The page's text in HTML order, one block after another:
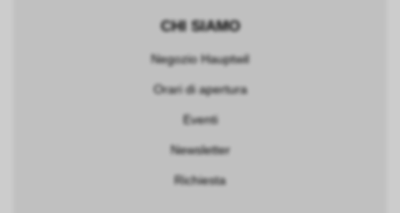
CHI SIAMO
Negozio Hauptwil
Orari di apertura
Eventi
Newsletter
Richiesta